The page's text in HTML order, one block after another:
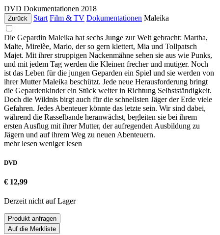
DVD Dokumentationen 2018
Zurück Start Film & TV Dokumentationen Maleika
Die Gepardin Maleika hat sechs Junge zur Welt gebracht: Martha,
Malte, Mirelèe, Marlo, der so gern klettert, Mia und Tollpatsch
Majet. Mit ihrer struppigen Nackenmähne sehen sie aus wie Punks,
und mit jedem Tag werden die Kleinen frecher und mutiger. Noch
ist das Leben für die jungen Geparden ein Spiel und sie werden von
ihrer Mutter Maleika beschützt. Jede neue Herausforderung bringt
die Gepardenkinder ein Stück weiter in Richtung Selbstständigkeit.
Doch die Wildnis birgt auch für die schnellsten Jäger der Erde viele
Gefahren. Jedes Abenteuer könnte das letzte sein. Wir sind dabei,
während die Rasselbande heranwächst, begleiten sie bei ihrem
ersten Ausflug mit ihrer Mutter, der aufregenden Ausbildung zu
Jägern und auf ihrem Weg zu neuen Abenteuern.
mehr lesen weniger lesen
DVD
€ 12,99
Derzeit nicht auf Lager
Produkt anfragen
Auf die Merkliste